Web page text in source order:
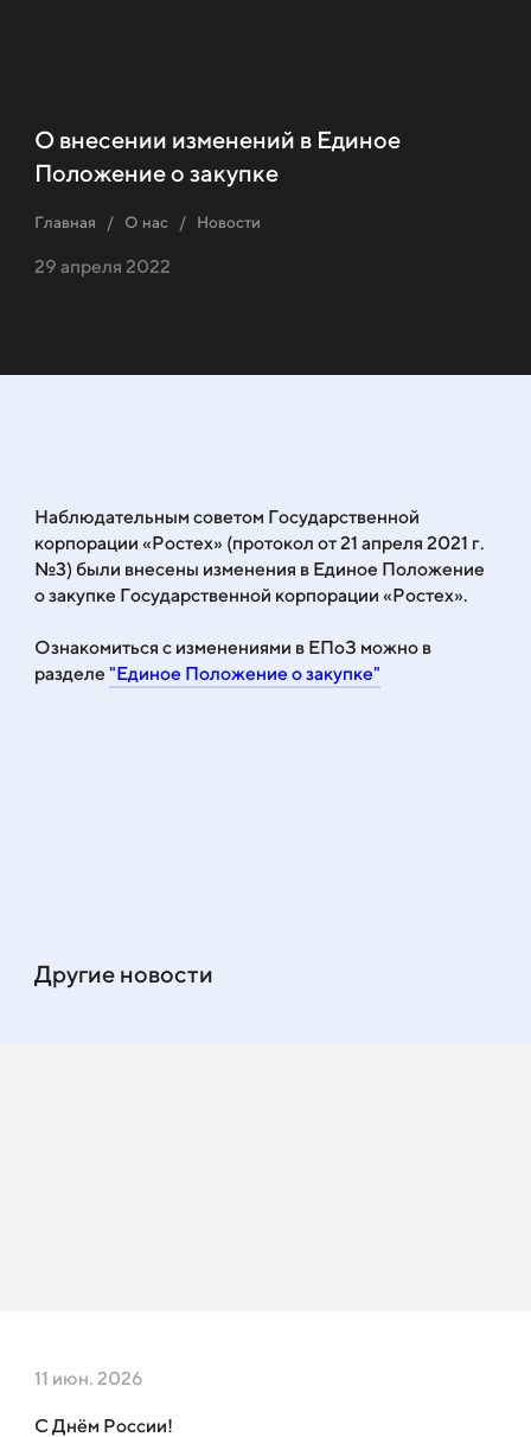
О внесении изменений в Единое
Положение о закупке
Главная О нас Новости
29 апреля 2022
Наблюдательным советом Государственной
корпорации «Ростех» (протокол от 21 апреля 2021 г.
№3) были внесены изменения в Единое Положение
о закупке Государственной корпорации «Ростех».
Ознакомиться с изменениями в ЕПоЗ можно в
разделе "Единое Положение о закупке"
Другие новости
11 июн. 2026
С Днём России!